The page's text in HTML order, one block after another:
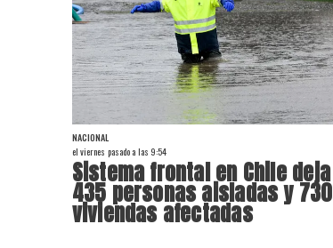
NACIONAL
el viernes pasado a las 9:54
Sistema frontal en Chile deja
435 personas aisladas y 730
viviendas afectadas